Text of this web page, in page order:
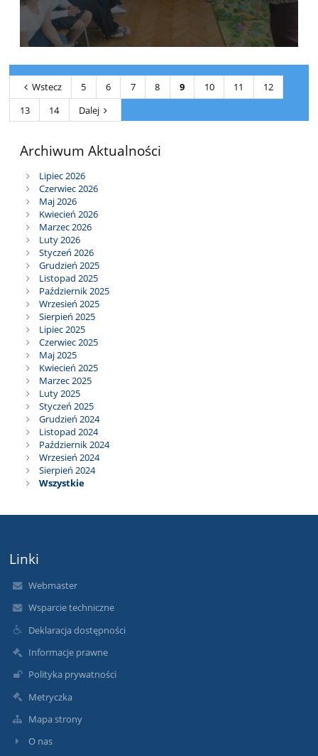
Wstecz 5 6 7 8 9 10 11
12
13
14 Dalej
Archiwum Aktualności
Lipiec 2026
Czerwiec 2026
Maj 2026
Kwiecień 2026
Marzec 2026
Luty 2026
Styczeń 2026
Grudzień 2025
Listopad 2025
Październik 2025
Wrzesień 2025
Sierpień 2025
Lipiec 2025
Czerwiec 2025
Maj 2025
Kwiecień 2025
Marzec 2025
Luty 2025
Styczeń 2025
Grudzień 2024
Listopad 2024
Październik 2024
Wrzesień 2024
Sierpień 2024
Wszystkie
Linki
Webmaster
Wsparcie techniczne
Deklaracja dostępności
Informacje prawne
Polityka prywatności
Metryczka
Mapa strony
O nas